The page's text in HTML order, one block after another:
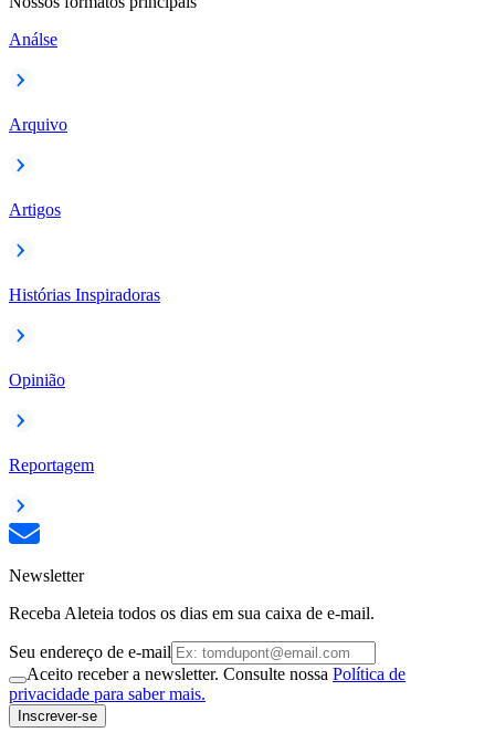
Análse
Arquivo
Artigos
Histórias Inspiradoras
Opinião
Reportagem
Newsletter
Receba Aleteia todos os dias em sua caixa de e-mail.
Seu endereço de e-mail
Aceito receber a newsletter. Consulte nossa Política de
privacidade para saber mais.
Inscrever-se